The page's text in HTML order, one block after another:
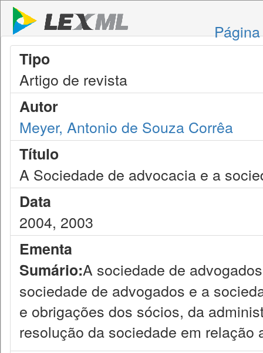
Tipo
Artigo de revista
Autor
Meyer, Antonio de Souza Corrêa
Título
A Sociedade de advocacia e a
Data
2004, 2003
Ementa
Sumário:A sociedade de
sociedade de advogados e a
e obrigações dos sócios, da
resolução da sociedade em